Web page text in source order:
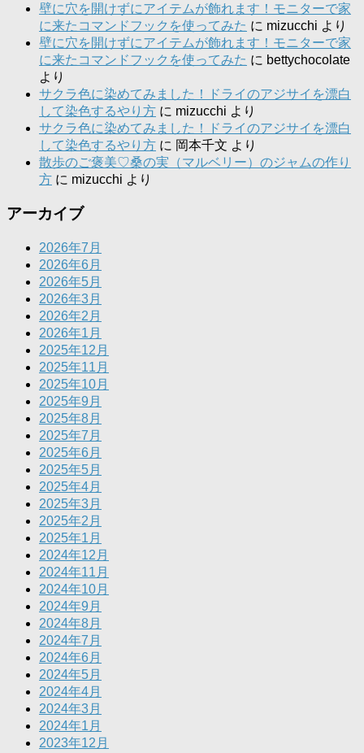
壁に穴を開けずにアイテムが飾れます！モニターで家
に来たコマンドフックを使ってみた に mizucchi より
壁に穴を開けずにアイテムが飾れます！モニターで家
に来たコマンドフックを使ってみた に bettychocolate
より
サクラ色に染めてみました！ドライのアジサイを漂白
して染色するやり方 に mizucchi より
サクラ色に染めてみました！ドライのアジサイを漂白
して染色するやり方 に 岡本千文 より
散歩のご褒美♡桑の実（マルベリー）のジャムの作り
方 に mizucchi より
アーカイブ
2026年7月
2026年6月
2026年5月
2026年3月
2026年2月
2026年1月
2025年12月
2025年11月
2025年10月
2025年9月
2025年8月
2025年7月
2025年6月
2025年5月
2025年4月
2025年3月
2025年2月
2025年1月
2024年12月
2024年11月
2024年10月
2024年9月
2024年8月
2024年7月
2024年6月
2024年5月
2024年4月
2024年3月
2024年1月
2023年12月